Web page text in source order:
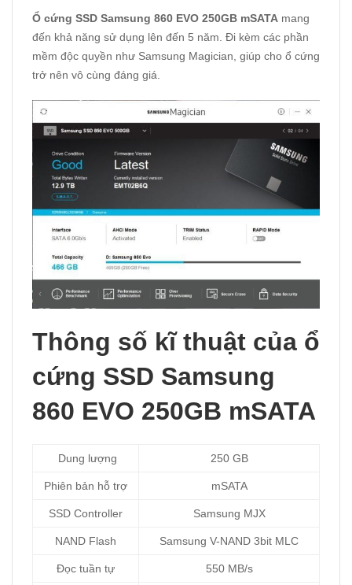
Ổ cứng SSD Samsung 860 EVO 250GB mSATA mang
đến khả năng sử dụng lên đến 5 năm. Đi kèm các phần
mềm độc quyền như Samsung Magician, giúp cho ổ cứng
trở nên vô cùng đáng giá.
Thông số kĩ thuật của ổ
cứng SSD Samsung
860 EVO 250GB mSATA
Dung lượng 250 GB
Phiên bản hỗ trợ mSATA
SSD Controller Samsung MJX
NAND Flash Samsung V-NAND 3bit MLC
Đọc tuần tự 550 MB/s